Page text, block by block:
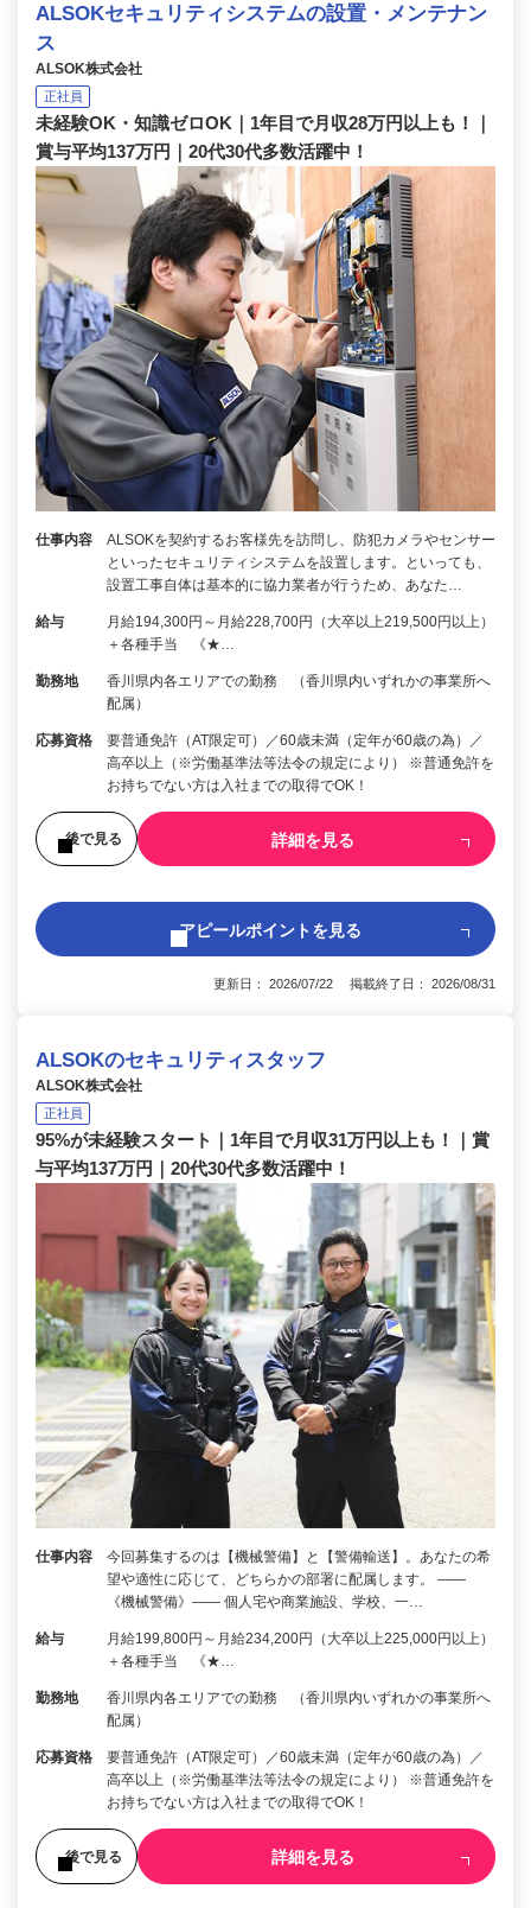
ALSOKセキュリティシステムの設置・メンテナン
ス
ALSOK株式会社
正社員
未経験OK・知識ゼロOK｜1年目で月収28万円以上も！｜
賞与平均137万円｜20代30代多数活躍中！
仕事内容
ALSOKを契約するお客様先を訪問し、防犯カメラやセンサー
といったセキュリティシステムを設置します。といっても、
設置工事自体は基本的に協力業者が行うため、あなた…
給与
月給194,300円～月給228,700円（大卒以上219,500円以上）
＋各種手当 《★…
勤務地
香川県内各エリアでの勤務 （香川県内いずれかの事業所へ
配属）
応募資格
要普通免許（AT限定可）／60歳未満（定年が60歳の為）／
高卒以上（※労働基準法等法令の規定により） ※普通免許を
お持ちでない方は入社までの取得でOK！
後で見る 詳細を見る
アピールポイントを見る
更新日： 2026/07/22 掲載終了日： 2026/08/31
ALSOKのセキュリティスタッフ
ALSOK株式会社
正社員
95%が未経験スタート｜1年目で月収31万円以上も！｜賞
与平均137万円｜20代30代多数活躍中！
仕事内容
今回募集するのは【機械警備】と【警備輸送】。あなたの希
望や適性に応じて、どちらかの部署に配属します。 ――
《機械警備》―― 個人宅や商業施設、学校、一…
給与
月給199,800円～月給234,200円（大卒以上225,000円以上）
＋各種手当 《★…
勤務地
香川県内各エリアでの勤務 （香川県内いずれかの事業所へ
配属）
応募資格
要普通免許（AT限定可）／60歳未満（定年が60歳の為）／
高卒以上（※労働基準法等法令の規定により） ※普通免許を
お持ちでない方は入社までの取得でOK！
後で見る 詳細を見る